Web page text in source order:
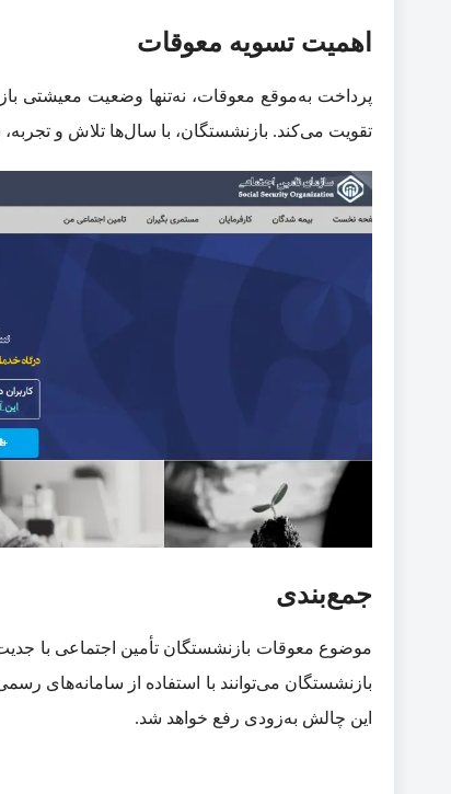
اهمیت تسویه معوقات
پرداخت به‌موقع معوقات، نه‌تنها وضعیت معیشتی
تقویت می‌کند. بازنشستگان، با سال‌ها تلاش و
جمع‌بندی
موضوع معوقات بازنشستگان تأمین اجتماعی با
بازنشستگان می‌توانند با استفاده از سامانه‌های
این چالش به‌زودی رفع خواهد شد.